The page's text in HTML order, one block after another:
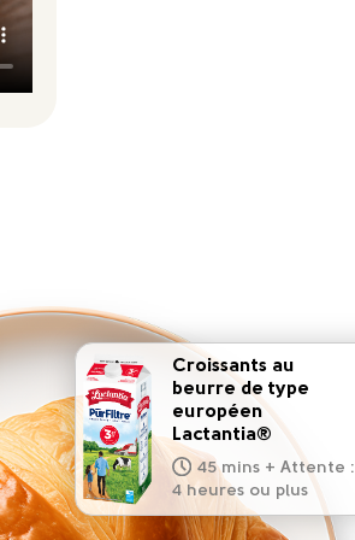
Croissants au
beurre de type
européen
Lactantia®
45 mins + Attente :
4 heures ou plus
10 mins
20 mins
15 mins
5 mins
10 mins